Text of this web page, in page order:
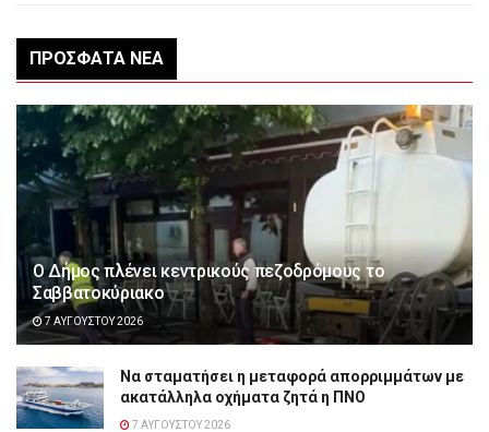
ΠΡΌΣΦΑΤΑ ΝΈΑ
Ο Δήμος πλένει κεντρικούς πεζοδρόμους το
Σαββατοκύριακο
7 ΑΥΓΟΎΣΤΟΥ 2026
Να σταματήσει η μεταφορά απορριμμάτων με
ακατάλληλα οχήματα ζητά η ΠΝΟ
7 ΑΥΓΟΎΣΤΟΥ 2026